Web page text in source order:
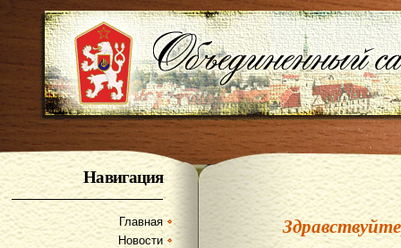
Навигация
Главная
Новости